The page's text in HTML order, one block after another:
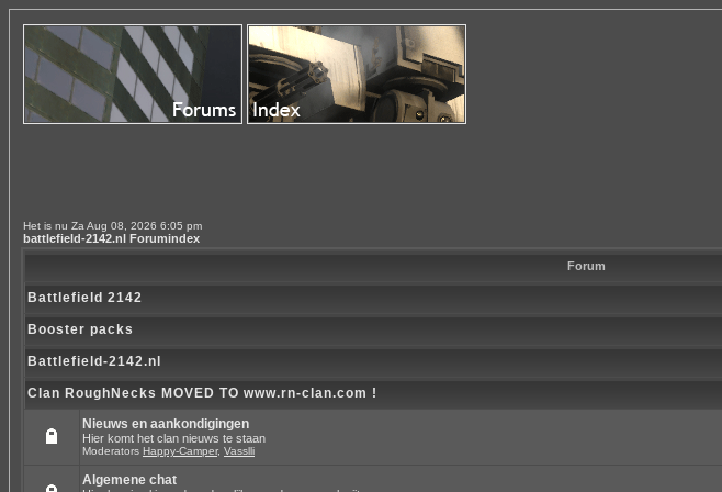
Het is nu Za Aug 08, 2026 6:05 pm
battlefield-2142.nl Forumindex
Forum
Battlefield 2142
Booster packs
Battlefield-2142.nl
Clan RoughNecks MOVED TO www.rn-clan.com !
Nieuws en aankondigingen
Hier komt het clan nieuws te staan
Moderators Happy-Camper, Vasslli
Algemene chat